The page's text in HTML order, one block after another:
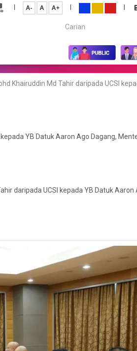
| A- A A+ | |
Carian...
Khairuddin Md Tahir daripada UCSI
YB Datuk Aaron Ago Dagang,
daripada UCSI kepada YB Datuk Aaron